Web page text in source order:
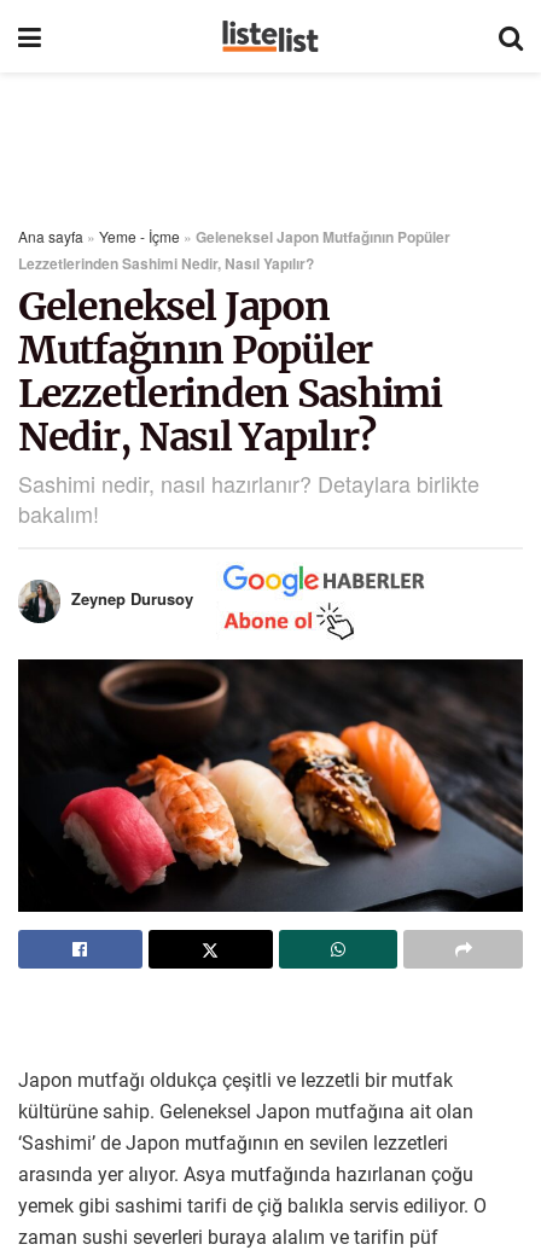
Ana sayfa » Yeme - İçme » Geleneksel Japon Mutfağının Popüler
Lezzetlerinden Sashimi Nedir, Nasıl Yapılır?
Geleneksel Japon
Mutfağının Popüler
Lezzetlerinden Sashimi
Nedir, Nasıl Yapılır?
Sashimi nedir, nasıl hazırlanır? Detaylara birlikte
bakalım!
Zeynep Durusoy
Japon mutfağı oldukça çeşitli ve lezzetli bir mutfak
kültürüne sahip. Geleneksel Japon mutfağına ait olan
‘Sashimi’ de Japon mutfağının en sevilen lezzetleri
arasında yer alıyor. Asya mutfağında hazırlanan çoğu
yemek gibi sashimi tarifi de çiğ balıkla servis ediliyor. O
zaman sushi severleri buraya alalım ve tarifin püf